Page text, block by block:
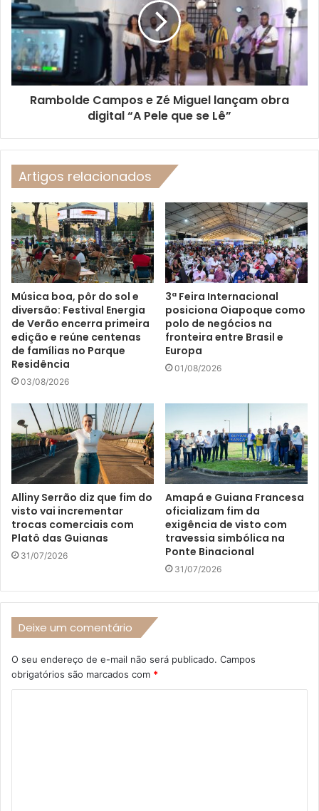
Rambolde Campos e Zé Miguel lançam obra
digital “A Pele que se Lê”
Artigos relacionados
Música boa, pôr do sol e
diversão: Festival Energia
de Verão encerra primeira
edição e reúne centenas
de famílias no Parque
Residência
03/08/2026
3ª Feira Internacional
posiciona Oiapoque como
polo de negócios na
fronteira entre Brasil e
Europa
01/08/2026
Alliny Serrão diz que fim do
visto vai incrementar
trocas comerciais com
Platô das Guianas
31/07/2026
Amapá e Guiana Francesa
oficializam fim da
exigência de visto com
travessia simbólica na
Ponte Binacional
31/07/2026
Deixe um comentário
O seu endereço de e-mail não será publicado. Campos
obrigatórios são marcados com *